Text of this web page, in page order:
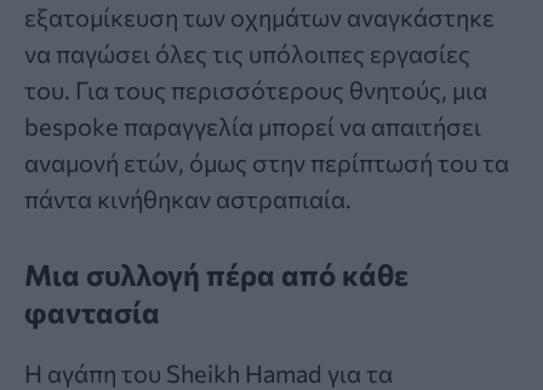
εξατομίκευση των οχημάτων αναγκάστηκε
να παγώσει όλες τις υπόλοιπες εργασίες
του. Για τους περισσότερους θνητούς, μια
bespoke παραγγελία μπορεί να απαιτήσει
αναμονή ετών, όμως στην περίπτωσή του τα
πάντα κινήθηκαν αστραπιαία.
Μια συλλογή πέρα από κάθε
φαντασία
Η αγάπη του Sheikh Hamad για τα